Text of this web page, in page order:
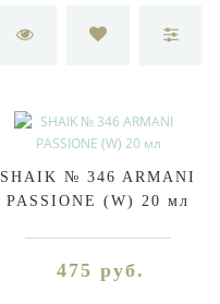
SHAIK № 346 ARMANI
PASSIONE (W) 20 мл
475 руб.